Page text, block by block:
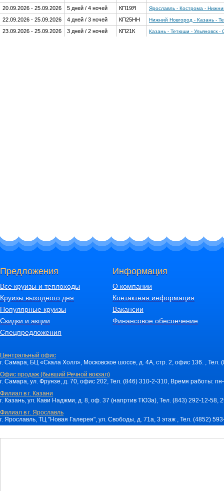
20.09.2026 - 25.09.2026 5 дней / 4 ночей КП19Я Ярославль - Кострома -
22.09.2026 - 25.09.2026 4 дней / 3 ночей КП25НН Нижний Новгород - Казань -
23.09.2026 - 25.09.2026 3 дней / 2 ночей КП21К Казань - Тетюши - Ульяновск -
Предложения
Все круизы и теплоходы
Круизы выходного дня
Популярные круизы
Скидки и акции
Спецпредложения
Информация
О компании
Контактная информация
Вакансии
Финансовое обеспечение
Центральный офис
г. Самара, БЦ «Скала Холл», Московское шоссе, д. 4А, стр. 2, офис 136. ,
Офис продаж (бывший Речной вокзал)
г. Самара, ул. Фрунзе, д. 70, офис 202, Тел. (846) 310-2-310, Время работы:
Филиал в г. Казани
г. Казань, ул. Кави Наджми, д. 8, оф. 37 (напртив ТЮЗа), Тел. (843) 292-12-
Филиал в г. Ярославль
г. Ярославль, ТЦ "Новая Галерея", ул. Свободы, д. 71a, 3 этаж , Тел. (4852)